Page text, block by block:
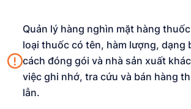
Quản lý hàng nghìn mặt hàng
loại thuốc có tên, hàm lượng, dạng
cách đóng gói và nhà sản xuất
việc ghi nhớ, tra cứu và bán hàng
lẫn.